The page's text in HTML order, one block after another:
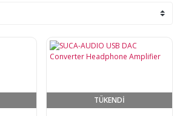
TÜKENDİ